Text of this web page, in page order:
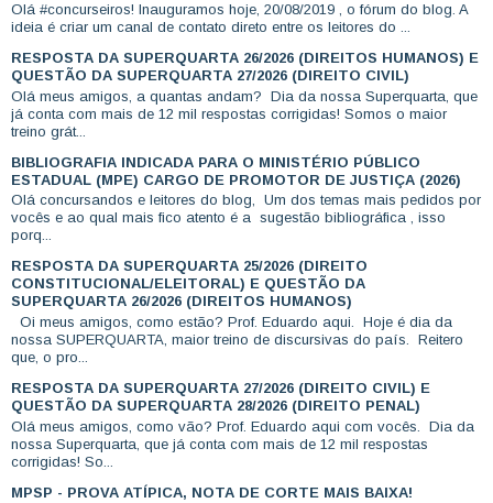
Olá #concurseiros! Inauguramos hoje, 20/08/2019 , o fórum do blog. A
ideia é criar um canal de contato direto entre os leitores do ...
RESPOSTA DA SUPERQUARTA 26/2026 (DIREITOS HUMANOS) E
QUESTÃO DA SUPERQUARTA 27/2026 (DIREITO CIVIL)
Olá meus amigos, a quantas andam? Dia da nossa Superquarta, que
já conta com mais de 12 mil respostas corrigidas! Somos o maior
treino grát...
BIBLIOGRAFIA INDICADA PARA O MINISTÉRIO PÚBLICO
ESTADUAL (MPE) CARGO DE PROMOTOR DE JUSTIÇA (2026)
Olá concursandos e leitores do blog, Um dos temas mais pedidos por
vocês e ao qual mais fico atento é a sugestão bibliográfica , isso
porq...
RESPOSTA DA SUPERQUARTA 25/2026 (DIREITO
CONSTITUCIONAL/ELEITORAL) E QUESTÃO DA
SUPERQUARTA 26/2026 (DIREITOS HUMANOS)
Oi meus amigos, como estão? Prof. Eduardo aqui. Hoje é dia da
nossa SUPERQUARTA, maior treino de discursivas do país. Reitero
que, o pro...
RESPOSTA DA SUPERQUARTA 27/2026 (DIREITO CIVIL) E
QUESTÃO DA SUPERQUARTA 28/2026 (DIREITO PENAL)
Olá meus amigos, como vão? Prof. Eduardo aqui com vocês. Dia da
nossa Superquarta, que já conta com mais de 12 mil respostas
corrigidas! So...
MPSP - PROVA ATÍPICA, NOTA DE CORTE MAIS BAIXA!